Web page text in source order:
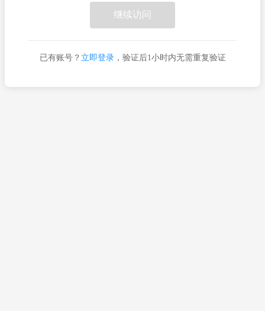
继续访问
已有账号？ 立即登录，验证后1小时内无需重复验证